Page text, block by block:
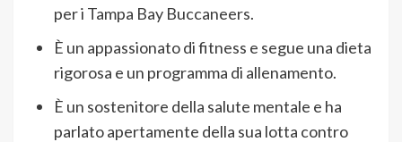
per i Tampa Bay Buccaneers.
È un appassionato di fitness e segue una dieta
rigorosa e un programma di allenamento.
È un sostenitore della salute mentale e ha
parlato apertamente della sua lotta contro